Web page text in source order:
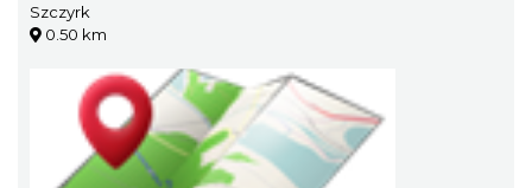
Szczyrk
0.50 km